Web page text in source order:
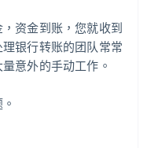
资金到账，您就收到
银行转账的团队常常
意外的手动工作。